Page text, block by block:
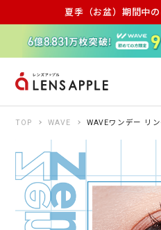
夏季（お盆）期間中
アキュビュー
TOP WAVE WAVEワンデー リ